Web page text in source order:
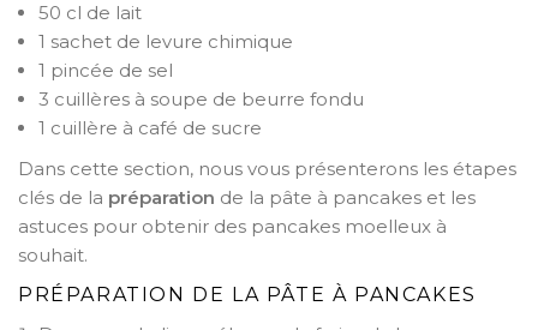
50 cl de lait
1 sachet de levure chimique
1 pincée de sel
3 cuillères à soupe de beurre fondu
1 cuillère à café de sucre
Dans cette section, nous vous présenterons les étapes
clés de la préparation de la pâte à pancakes et les
astuces pour obtenir des pancakes moelleux à
souhait.
PRÉPARATION DE LA PÂTE À PANCAKES